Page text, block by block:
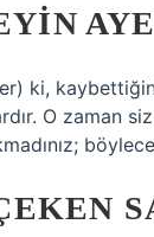
ki,
O zaman